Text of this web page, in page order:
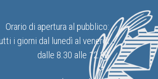
Orario di apertura al pubblico:
i giorni dal lunedì al venerdì
dalle 8.30 alle 12.30